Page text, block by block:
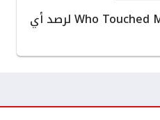
مراجعة تطبيق Who Touched My Phone لرصد أي